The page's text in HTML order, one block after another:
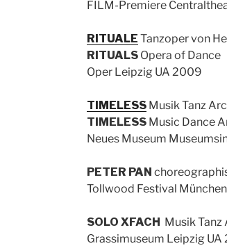
FILM-Premiere
RITUALE Tanzoper von
RITUALS Opera of Dance
Oper Leipzig UA 2009
TIMELESS Musik Tanz
TIMELESSMusic Dance
Neues Museum
PETER PAN
Tollwood Festival
SOLO XFACH Musik
Grassimuseum Leipzig